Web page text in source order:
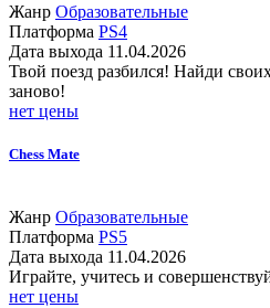
Жанр Образовательные
Платформа PS4
Дата выхода 11.04.2026
Твой поезд разбился! Найди
заново!
нет цены
Chess Mate
Жанр Образовательные
Платформа PS5
Дата выхода 11.04.2026
Играйте, учитесь и
нет цены